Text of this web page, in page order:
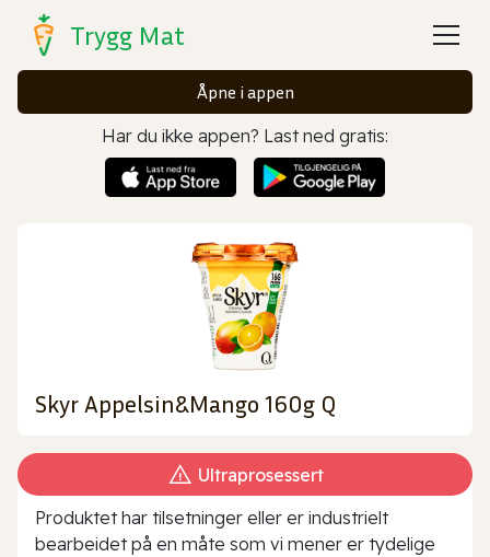
Trygg Mat
Åpne i appen
Har du ikke appen? Last ned gratis:
Skyr Appelsin&Mango 160g Q
Ultraprosessert
Produktet har tilsetninger eller er industrielt
bearbeidet på en måte som vi mener er tydelige